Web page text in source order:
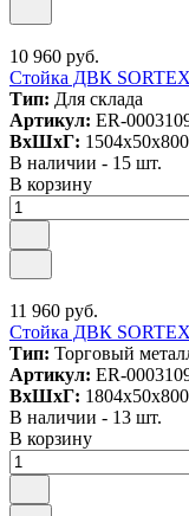
10 960 руб.
Стойка ДВК SORTEX
Тип: Для склада
Артикул: ER-
ВxШxГ: 1504x50x800
В наличии - 15 шт.
В корзину
11 960 руб.
Стойка ДВК SORTEX
Тип: Торговый
Артикул: ER-
ВxШxГ: 1804x50x800
В наличии - 13 шт.
В корзину